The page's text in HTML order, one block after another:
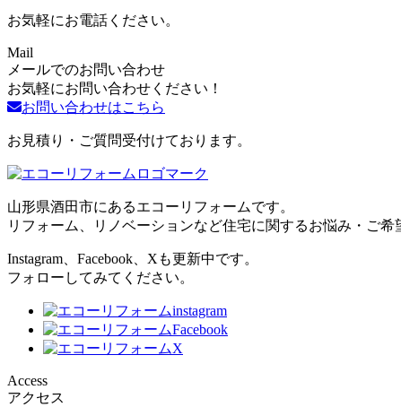
お気軽にお電話ください。
Mail
メールでのお問い合わせ
お気軽にお問い合わせください！
お問い合わせはこちら
お見積り・ご質問受付けております。
山形県酒田市にあるエコーリフォームです。
リフォーム、リノベーションなど住宅に関するお悩み・ご希
Instagram、Facebook、Xも更新中です。
フォローしてみてください。
Access
アクセス